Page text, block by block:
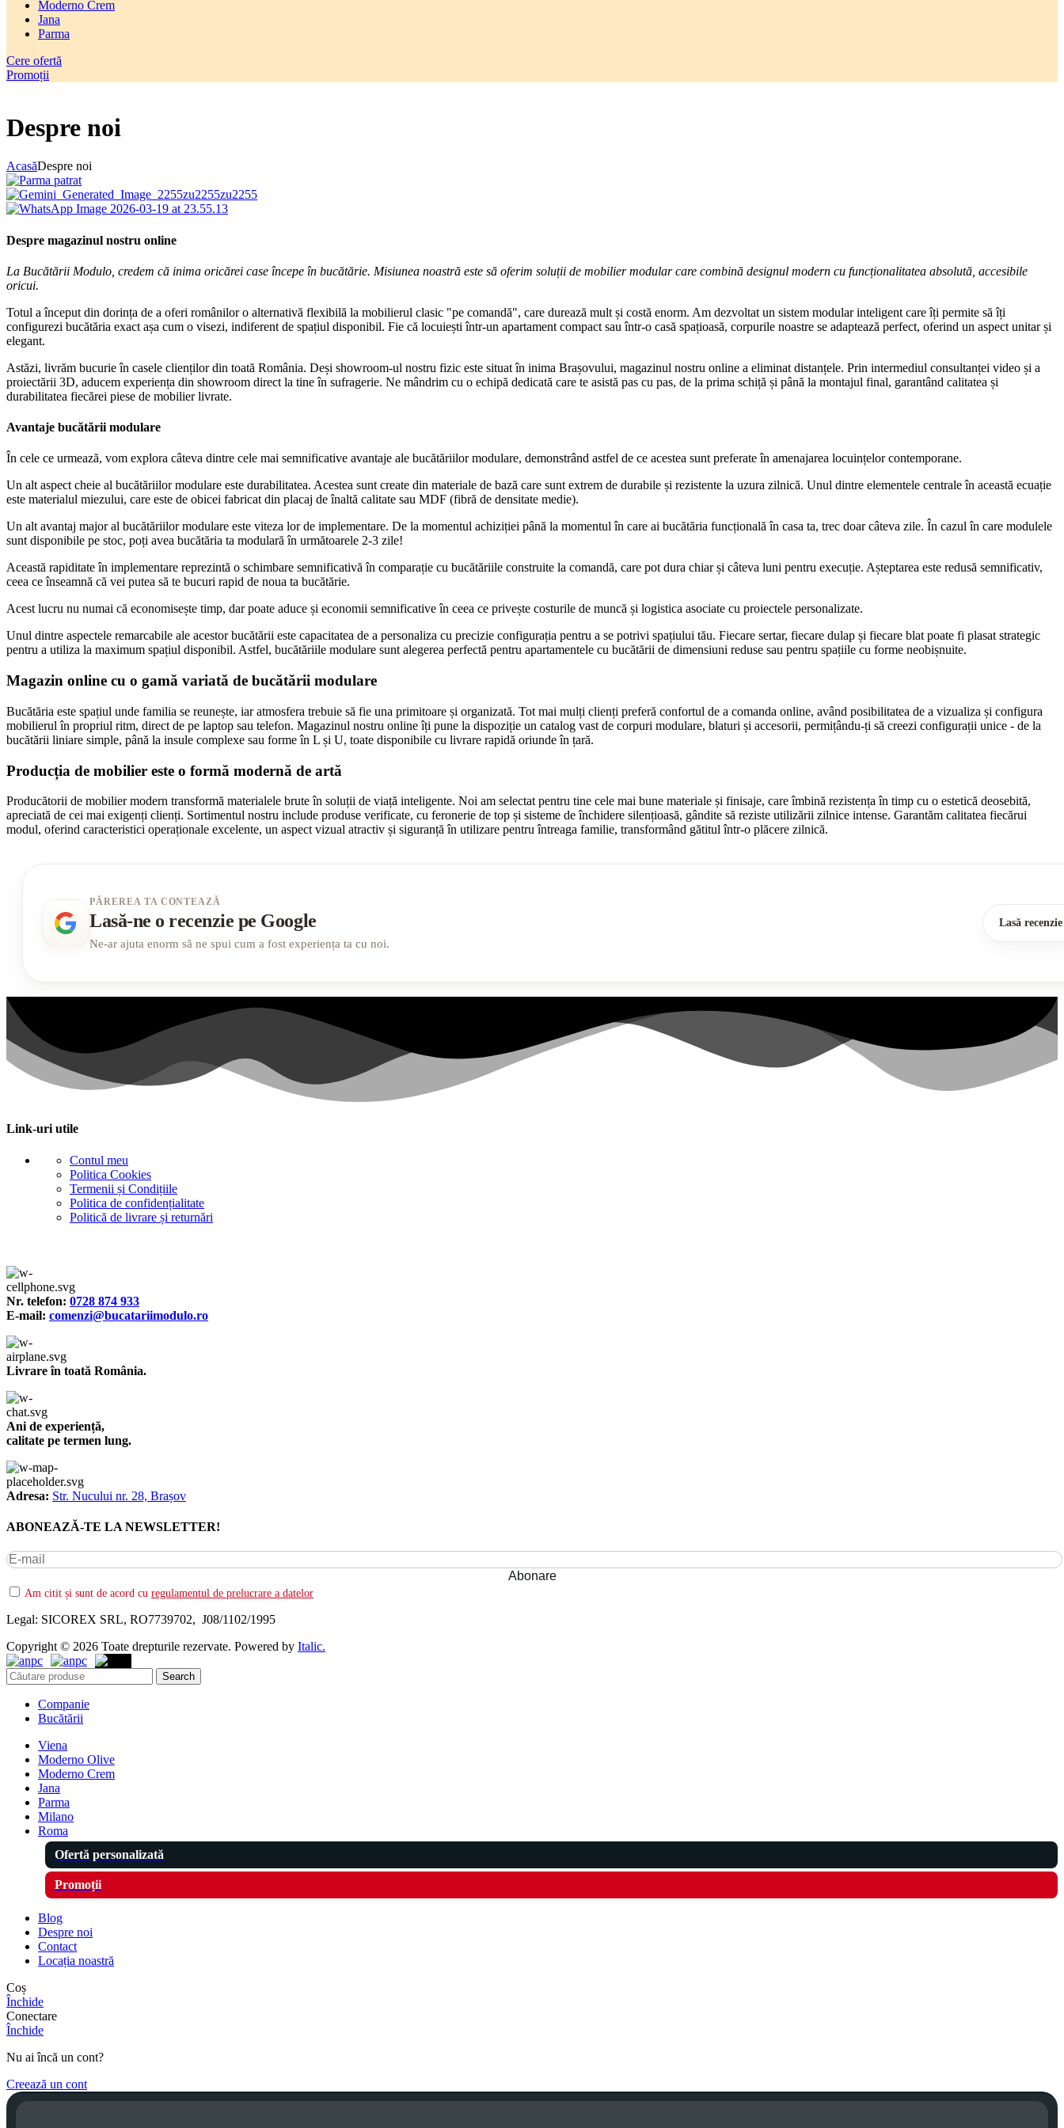
Moderno Crem
Jana
Parma
Cere ofertă
Promoții
Despre noi
AcasăDespre noi
Despre magazinul nostru online
La Bucătării Modulo, credem că inima oricărei case începe în bucătărie. Misiunea noastră este să oferim soluții de mobilier modular care combină designul modern cu funcționalitatea absolută, accesibile
oricui.
Totul a început din dorința de a oferi românilor o alternativă flexibilă la mobilierul clasic "pe comandă", care durează mult și costă enorm. Am dezvoltat un sistem modular inteligent care îți permite să îți
configurezi bucătăria exact așa cum o visezi, indiferent de spațiul disponibil. Fie că locuiești într-un apartament compact sau într-o casă spațioasă, corpurile noastre se adaptează perfect, oferind un aspect unitar și
elegant.
Astăzi, livrăm bucurie în casele clienților din toată România. Deși showroom-ul nostru fizic este situat în inima Brașovului, magazinul nostru online a eliminat distanțele. Prin intermediul consultanței video și a
proiectării 3D, aducem experiența din showroom direct la tine în sufragerie. Ne mândrim cu o echipă dedicată care te asistă pas cu pas, de la prima schiță și până la montajul final, garantând calitatea și
durabilitatea fiecărei piese de mobilier livrate.
Avantaje bucătării modulare
În cele ce urmează, vom explora câteva dintre cele mai semnificative avantaje ale bucătăriilor modulare, demonstrând astfel de ce acestea sunt preferate în amenajarea locuințelor contemporane.
Un alt aspect cheie al bucătăriilor modulare este durabilitatea. Acestea sunt create din materiale de bază care sunt extrem de durabile și rezistente la uzura zilnică. Unul dintre elementele centrale în această ecuație
este materialul miezului, care este de obicei fabricat din placaj de înaltă calitate sau MDF (fibră de densitate medie).
Un alt avantaj major al bucătăriilor modulare este viteza lor de implementare. De la momentul achiziției până la momentul în care ai bucătăria funcțională în casa ta, trec doar câteva zile. În cazul în care modulele
sunt disponibile pe stoc, poți avea bucătăria ta modulară în următoarele 2-3 zile!
Această rapiditate în implementare reprezintă o schimbare semnificativă în comparație cu bucătăriile construite la comandă, care pot dura chiar și câteva luni pentru execuție. Așteptarea este redusă semnificativ,
ceea ce înseamnă că vei putea să te bucuri rapid de noua ta bucătărie.
Acest lucru nu numai că economisește timp, dar poate aduce și economii semnificative în ceea ce privește costurile de muncă și logistica asociate cu proiectele personalizate.
Unul dintre aspectele remarcabile ale acestor bucătării este capacitatea de a personaliza cu precizie configurația pentru a se potrivi spațiului tău. Fiecare sertar, fiecare dulap și fiecare blat poate fi plasat strategic
pentru a utiliza la maximum spațiul disponibil. Astfel, bucătăriile modulare sunt alegerea perfectă pentru apartamentele cu bucătării de dimensiuni reduse sau pentru spațiile cu forme neobișnuite.
Magazin online cu o gamă variată de bucătării modulare
Bucătăria este spațiul unde familia se reunește, iar atmosfera trebuie să fie una primitoare și organizată. Tot mai mulți clienți preferă confortul de a comanda online, având posibilitatea de a vizualiza și configura
mobilierul în propriul ritm, direct de pe laptop sau telefon. Magazinul nostru online îți pune la dispoziție un catalog vast de corpuri modulare, blaturi și accesorii, permițându-ți să creezi configurații unice - de la
bucătării liniare simple, până la insule complexe sau forme în L și U, toate disponibile cu livrare rapidă oriunde în țară.
Producția de mobilier este o formă modernă de artă
Producătorii de mobilier modern transformă materialele brute în soluții de viață inteligente. Noi am selectat pentru tine cele mai bune materiale și finisaje, care îmbină rezistența în timp cu o estetică deosebită,
apreciată de cei mai exigenți clienți. Sortimentul nostru include produse verificate, cu feronerie de top și sisteme de închidere silențioasă, gândite să reziste utilizării zilnice intense. Garantăm calitatea fiecărui
modul, oferind caracteristici operaționale excelente, un aspect vizual atractiv și siguranță în utilizare pentru întreaga familie, transformând gătitul într-o plăcere zilnică.
PĂREREA TA CONTEAZĂ
Lasă-ne o recenzie pe Google
Ne-ar ajuta enorm să ne spui cum a fost experiența ta cu noi.
Lasă recenzie
Link-uri utile
Contul meu
Politica Cookies
Termenii și Condițiile
Politica de confidențialitate
Politică de livrare și returnări
Nr. telefon: 0728 874 933
E-mail: comenzi@bucatariimodulo.ro
Livrare în toată România.
Ani de experiență,
calitate pe termen lung.
Adresa: Str. Nucului nr. 28, Brașov
ABONEAZĂ-TE LA NEWSLETTER!
Am citit și sunt de acord cu regulamentul de prelucrare a datelor
Legal: SICOREX SRL, RO7739702, J08/1102/1995
Copyright © 2026 Toate drepturile rezervate. Powered by Italic.
Search
Companie
Bucătării
Viena
Moderno Olive
Moderno Crem
Jana
Parma
Milano
Roma
Ofertă personalizată
Promoții
Blog
Despre noi
Contact
Locația noastră
Coș
Închide
Conectare
Închide
Nu ai încă un cont?
Creează un cont